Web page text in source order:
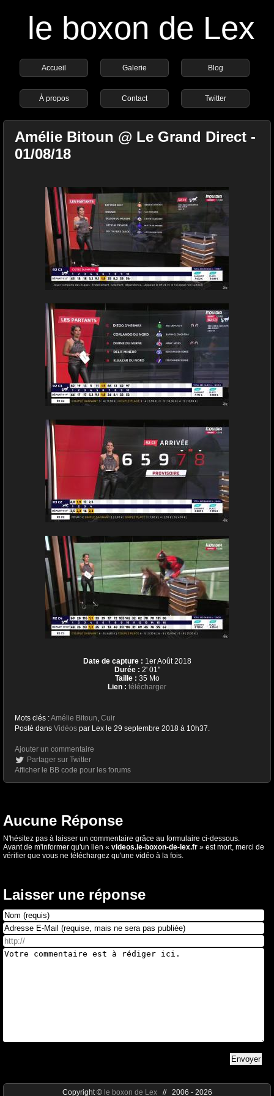
le boxon de Lex
Accueil Galerie Blog
À propos Contact Twitter
Amélie Bitoun @ Le Grand Direct -
01/08/18
Date de capture : 1er Août 2018
Durée : 2' 01''
Taille : 35 Mo
Lien : télécharger
Mots clés :Amélie Bitoun, Cuir
Posté dans Vidéos par Lex le 29 septembre 2018 à 10h37.
Ajouter un commentaire
Partager sur Twitter
Afficher le BB code pour les forums
Aucune Réponse
N'hésitez pas à laisser un commentaire grâce au formulaire ci-dessous.
Avant de m'informer qu'un lien « videos.le-boxon-de-lex.fr » est mort, merci de
vérifier que vous ne téléchargez qu'une vidéo à la fois.
Laisser une réponse
Copyright © le boxon de Lex// 2006 - 2026